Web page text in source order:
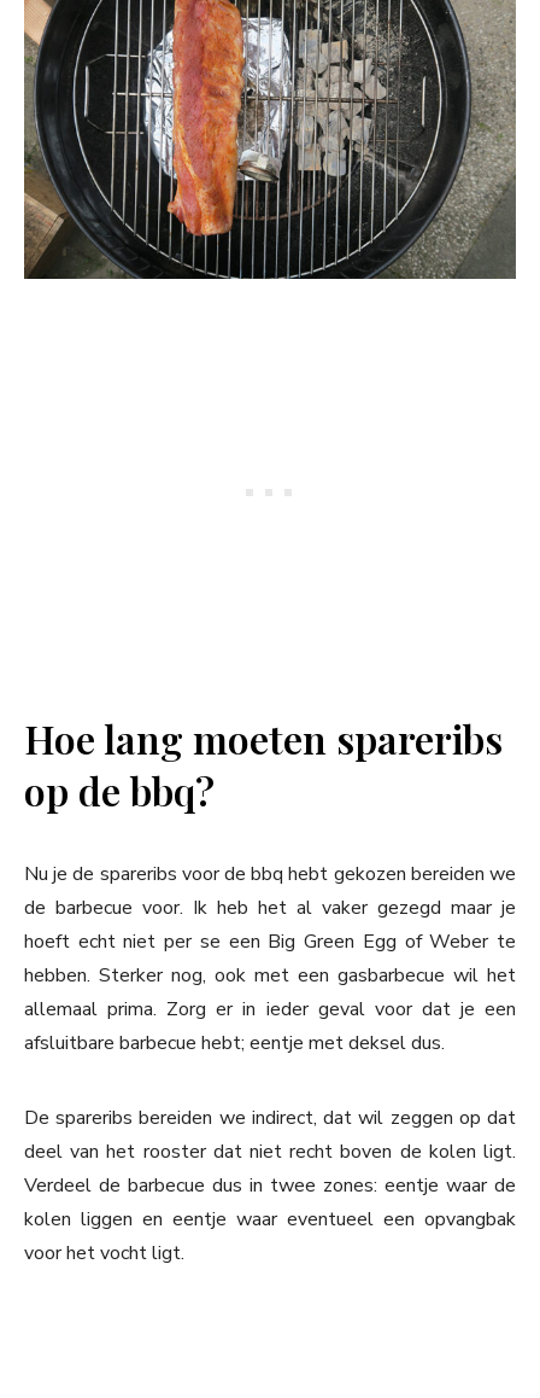
Hoe lang moeten spareribs
op de bbq?
Nu je de spareribs voor de bbq hebt gekozen bereiden we
de barbecue voor. Ik heb het al vaker gezegd maar je
hoeft echt niet per se een Big Green Egg of Weber te
hebben. Sterker nog, ook met een gasbarbecue wil het
allemaal prima. Zorg er in ieder geval voor dat je een
afsluitbare barbecue hebt; eentje met deksel dus.
De spareribs bereiden we indirect, dat wil zeggen op dat
deel van het rooster dat niet recht boven de kolen ligt.
Verdeel de barbecue dus in twee zones: eentje waar de
kolen liggen en eentje waar eventueel een opvangbak
voor het vocht ligt.